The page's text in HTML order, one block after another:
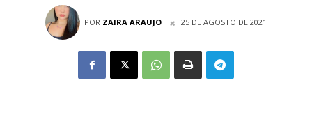
POR ZAIRA ARAUJO 25 DE AGOSTO DE 2021